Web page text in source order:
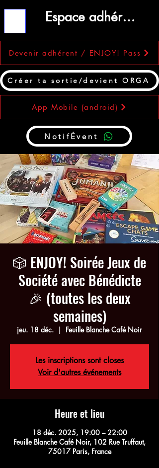
Devenir adhérent / ENJOY! Pass
Créer ta sortie/devient ORGA
Espace adhérent
NotifÉvent
App Mobile (android)
🎲 ENJOY! Soirée Jeux de
Société avec Bénédicte
🎉 (toutes les deux
semaines)
jeu. 18 déc.
  |
Feuille Blanche Café Noir
Les inscriptions sont closes
Voir d'autres événements
Heure et lieu
18 déc. 2025, 19:00 – 22:00
Feuille Blanche Café Noir, 102 Rue Truffaut,
75017 Paris, France